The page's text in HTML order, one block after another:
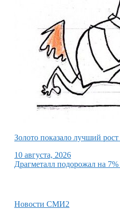
Золото показало лучший рост
10 августа, 2026
Драгметалл подорожал на
Новости СМИ2